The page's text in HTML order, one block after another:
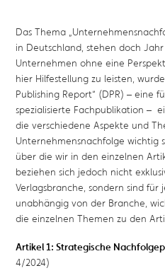
Das Thema
in Deutschland, stehen doch
Unternehmen ohne eine
hier Hilfestellung zu leisten,
Publishing Report“ (DPR) – eine
spezialisierte Fachpublikation –
die verschiedene Aspekte und
Unternehmensnachfolge wichtig
über die wir in den einzelnen
beziehen sich jedoch nicht
Verlagsbranche, sondern sind
unabhängig von der Branche,
die einzelnen Themen zu den
Artikel 1: Strategische
4/2024)